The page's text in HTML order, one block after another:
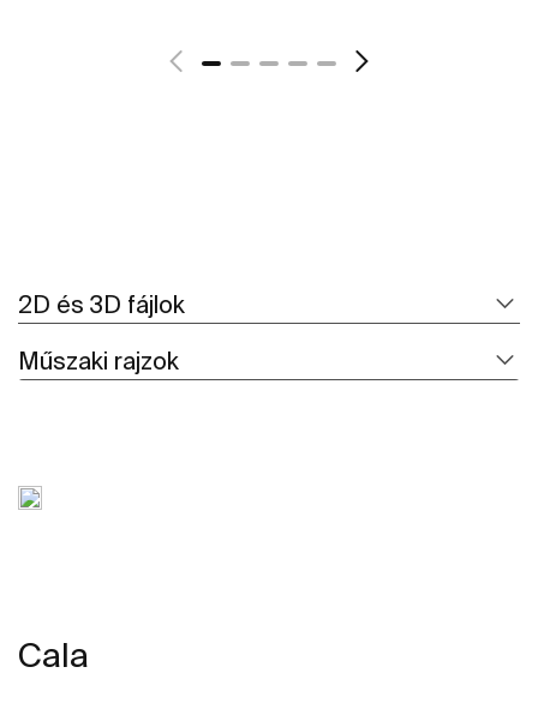
2D és 3D fájlok
Műszaki rajzok
Cala